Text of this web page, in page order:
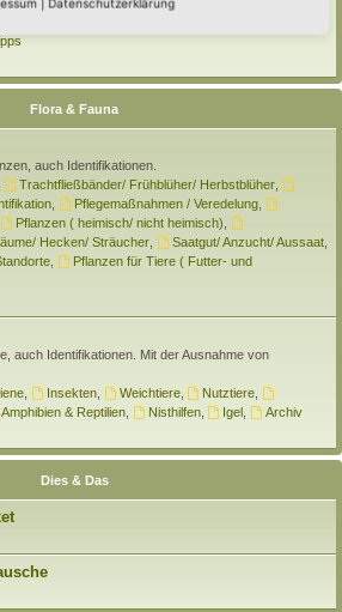
Flora & Fauna
auch Identifikationen.
Trachtfließbänder/ Frühblüher/ Herbstblüher,
Pflegemaßnahmen / Veredelung,
Pflanzen ( heimisch/ nicht heimisch)
Hecken/ Sträucher, Saatgut/ Anzucht/ Aussaat,
,
Pflanzen für Tiere ( Futter- und
auch Identifikationen. Mit der Ausnahme von
, Insekten, Weichtiere, Nutztiere
Amphibien & Reptilien, Nisthilfen, Igel
Archiv
Dies & Das